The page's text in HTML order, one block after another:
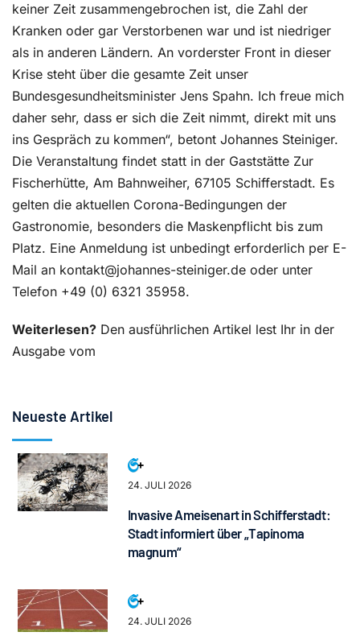
keiner Zeit zusammengebrochen ist, die Zahl der
Kranken oder gar Verstorbenen war und ist niedriger
als in anderen Ländern. An vorderster Front in dieser
Krise steht über die gesamte Zeit unser
Bundesgesundheitsminister Jens Spahn. Ich freue mich
daher sehr, dass er sich die Zeit nimmt, direkt mit uns
ins Gespräch zu kommen“, betont Johannes Steiniger.
Die Veranstaltung findet statt in der Gaststätte Zur
Fischerhütte, Am Bahnweiher, 67105 Schifferstadt. Es
gelten die aktuellen Corona-Bedingungen der
Gastronomie, besonders die Maskenpflicht bis zum
Platz. Eine Anmeldung ist unbedingt erforderlich per E-
Mail an kontakt@johannes-steiniger.de oder unter
Telefon +49 (0) 6321 35958.
Weiterlesen? Den ausführlichen Artikel lest Ihr in der
Ausgabe vom
Neueste Artikel
24. JULI 2026
Invasive Ameisenart in Schifferstadt:
Stadt informiert über „Tapinoma
magnum“
24. JULI 2026